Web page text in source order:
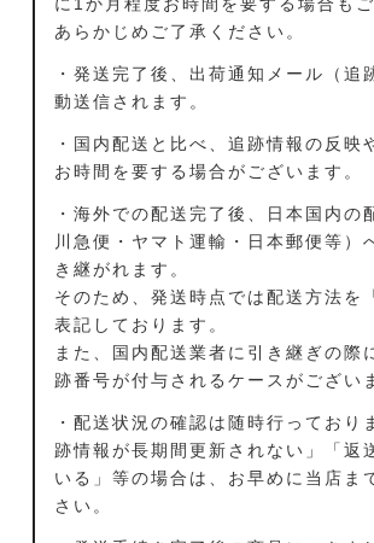
あらかじめご了承ください。
・発送完了後、出荷通知メール（追
動送信されます。
・国内配送と比べ、追跡情報の反映
お時間を要する場合がございます。
・海外での配送完了後、日本国内の
川急便・ヤマト運輸・日本郵便等）
き継がれます。
そのため、発送時点では配送方法を
表記しております。
また、国内配送業者に引き継ぎの際
跡番号が付与されるケースがござい
・配送状況の確認は随時行っており
跡情報が長期間更新されない」「返
いる」等の場合は、お早めに当店ま
さい。